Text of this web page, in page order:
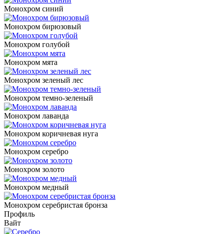
Монохром синий
Монохром бирюзовый
Монохром голубой
Монохром мята
Монохром зеленый лес
Монохром темно-зеленый
Монохром лаванда
Монохром коричневая нуга
Монохром серебро
Монохром золото
Монохром медный
Монохром серебристая бронза
Профиль
Вайт